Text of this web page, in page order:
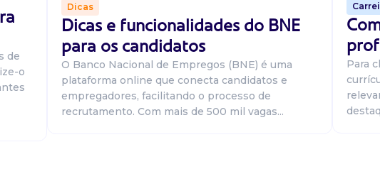
/ PR
de
o
Dicas
Dicas e funcionalidades do BNE
para os candidatos
O Banco Nacional de Empregos (BNE) é uma
plataforma online que conecta candidatos e
empregadores, facilitando o processo de
recrutamento. Com mais de 500 mil vagas...
Para